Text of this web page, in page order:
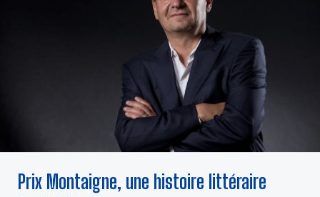
Prix Montaigne, une histoire littéraire